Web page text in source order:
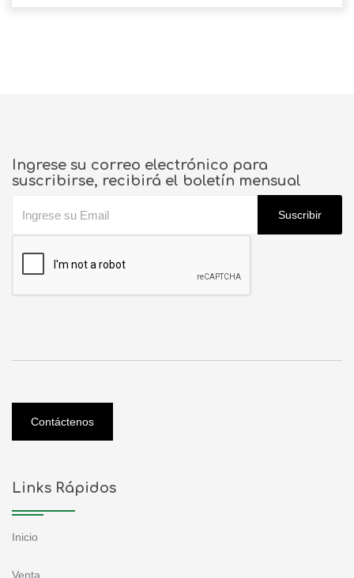
Ingrese su correo electrónico para
suscribirse, recibirá el boletín mensual
Suscribir
Contáctenos
Links Rápidos
Inicio
Venta